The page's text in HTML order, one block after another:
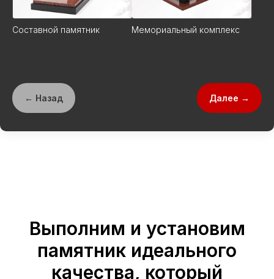
Составной памятник Мемориальный комплекс
← Назад Далее →
Выполним и установим
памятник идеального
качества, который